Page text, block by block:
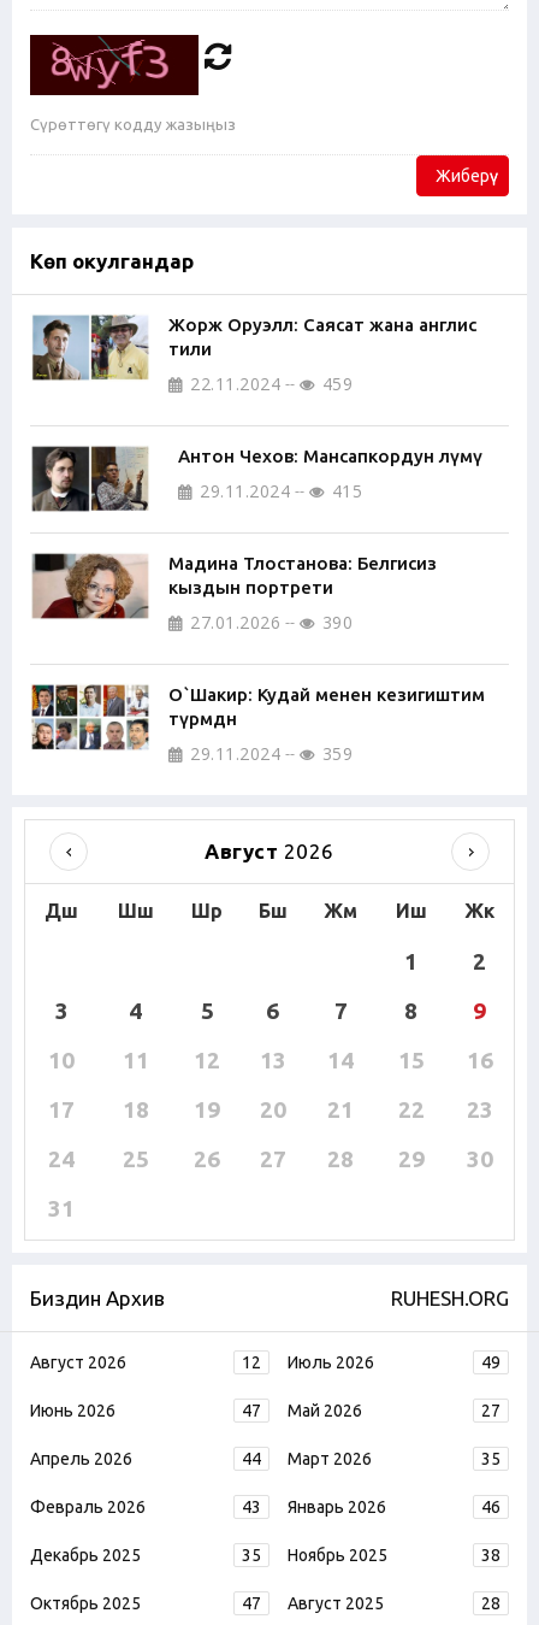
Жиберүү
Көп окулгандар
Жорж Оруэлл: Саясат жана англис
тили
22.11.2024 459
Антон Чехов: Мансапкордун өлүмү
29.11.2024 415
Мадина Тлостанова: Белгисиз
кыздын портрети
27.01.2026 390
О`Шакир: Кудай менен кезигиштим
түрмөдөн
29.11.2024 359
Август 2026
Дш Шш Шр Бш Жм Иш Жк
1
2
3
4 5 6 7 8
9
10
11 12 13 14 15
16
17
18 19 20 21 22
23
24
25 26 27 28 29
30
31
Биздин Архив RUHESH.ORG
Август 2026 12 Июль 2026 49
Июнь 2026 47 Май 2026 27
Апрель 2026 44 Март 2026 35
Февраль 2026 43 Январь 2026 46
Декабрь 2025 35 Ноябрь 2025 38
Октябрь 2025 47 Август 2025 28